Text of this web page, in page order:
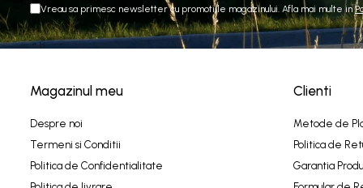
Vreau sa primesc newsletter cu promotiile magazinului. Afla mai multe in
Magazinul meu
Despre noi
Termeni si Conditii
Politica de Confidentialitate
Clienti
Metode de
Politica de
Garantia